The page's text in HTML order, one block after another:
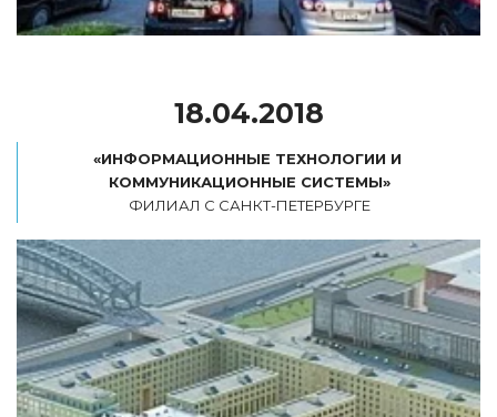
18.04.2018
«ИНФОРМАЦИОННЫЕ ТЕХНОЛОГИИ И
КОММУНИКАЦИОННЫЕ СИСТЕМЫ»
ФИЛИАЛ С CАНКТ-ПЕТЕРБУРГЕ